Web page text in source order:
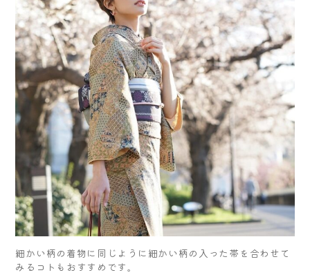
細かい柄の着物に同じように細かい柄の入った帯を合わせて
みるコトもおすすめです。